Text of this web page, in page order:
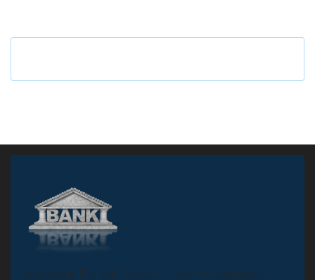
Что будет с наличными деньгами при цифровом
«Н
овости Банков России» – группа компаний,